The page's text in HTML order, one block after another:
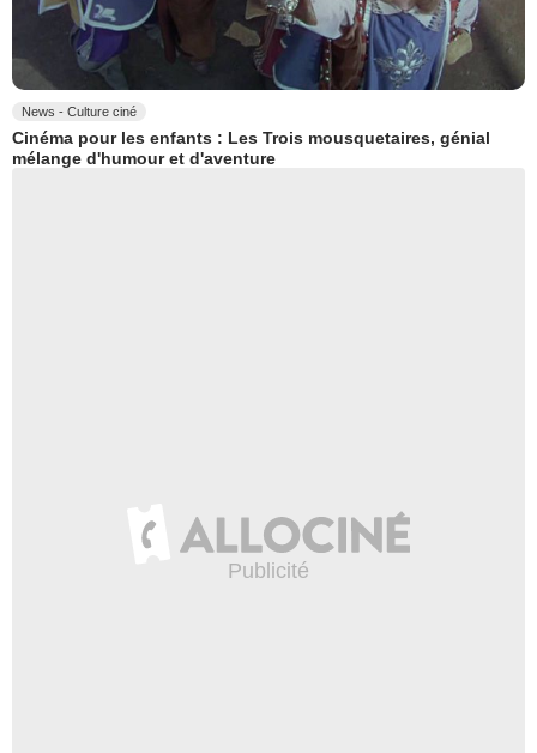
News - Culture ciné
Cinéma pour les enfants : Les Trois mousquetaires, génial
mélange d'humour et d'aventure